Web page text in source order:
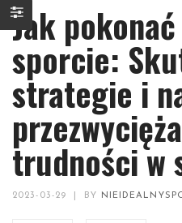
Jak
sporcie:
strategie i
trudności w
2023-03-29 BY